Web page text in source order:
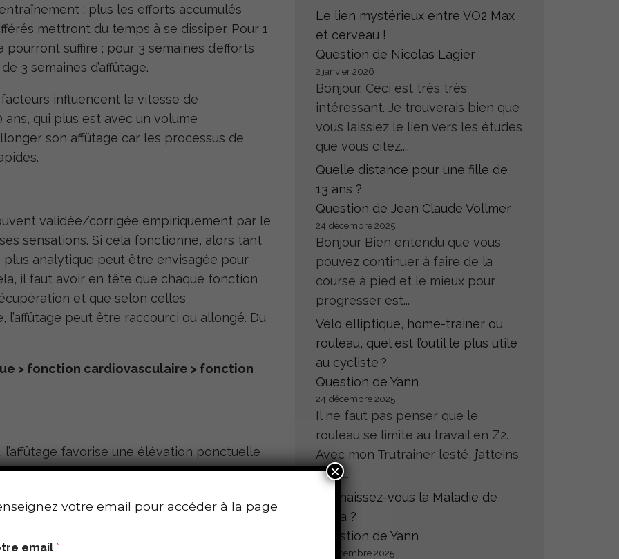
: plus les efforts accumulés
mettront du temps à se dissiper. Pour 1
suffire ; pour 3 semaines d’efforts
3 semaines d’affûtage.
facteurs influencent la vitesse de
ans, qui plus est avec un volume
son affûtage car les processus de
validée/corrigée empiriquement par le
sensations. Si cela fonctionne, alors tant
plus analytique peut être envisagée pour
il faut avoir en tête que chaque fonction
et que selon celles
peut être raccourci ou allongé. Du
> fonction cardiovasculaire > fonction
favorise une élévation ponctuelle
la fréquence cardiaque au repos et à
croisé aux autres indices (débit sudoral,
digestif…) pour estimer le moment
cardiaque (ex : 10 km course à pied).
Le lien mystérieux entre VO2 Max
et cerveau !
Question de Nicolas Lagier
2 janvier 2026
Bonjour. Ceci est très très
intéressant. Je trouverais bien que
vous laissiez le lien vers les études
que vous citez....
Quelle distance pour une fille de
13 ans ?
Question de Jean Claude Vollmer
24 décembre 2025
Bonjour Bien entendu que vous
pouvez continuer à faire de la
course à pied et le mieux pour
progresser est...
Vélo elliptique, home-trainer ou
rouleau, quel est l’outil le plus utile
au cycliste ?
Question de Yann
24 décembre 2025
Il ne faut pas penser que le
rouleau se limite au travail en Z2.
Avec mon Trutrainer lesté, j’atteins
sans...
Connaissez-vous la Maladie de
Hoffa ?
Question de Yann
23 décembre 2025
votre email pour accéder à la page
email*
×